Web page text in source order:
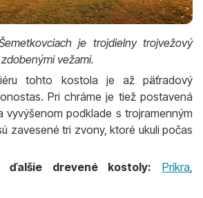
je trojdielny trojvežový
vežami.
tohto kostola je až päťradový
Pri chráme je tiež postavená
vyvýšenom podklade s trojramenným
zavesené tri zvony, ktoré ukuli počas
drevené kostoly:
Príkra